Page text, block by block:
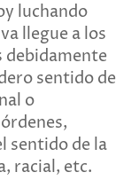
luchando
llegue a los
debidamente
sentido de
o
sentido de la
racial, etc.